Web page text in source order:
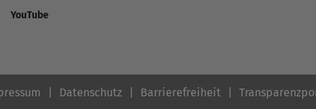
YouTube
Datenschutz Barrierefreiheit